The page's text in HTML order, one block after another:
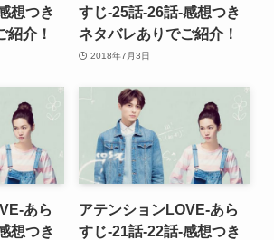
想つき
紹介！
すじ-25話-26話-感想つき
ネタバレありでご紹介！
2018年7月3日
あら
想つき
アテンションLOVE-あら
すじ-21話-22話-感想つき